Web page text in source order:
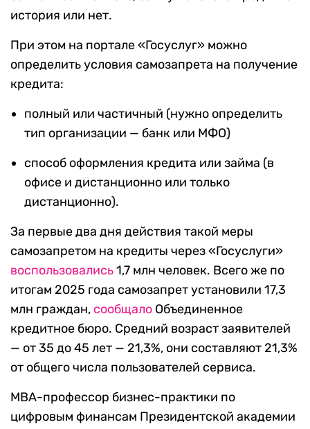
история или нет.
При этом на портале «Госуслуг» можно
определить условия самозапрета на получение
кредита:
полный или частичный (нужно определить
тип организации — банк или МФО)
способ оформления кредита или займа (в
офисе и дистанционно или только
дистанционно).
За первые два дня действия такой меры
самозапретом на кредиты через «Госуслуги»
воспользовались1,7 млн человек. Всего же по
итогам 2025 года самозапрет установили 17,3
млн граждан, сообщало Объединенное
кредитное бюро. Средний возраст заявителей
— от 35 до 45 лет — 21,3%, они составляют 21,3%
от общего числа пользователей сервиса.
МВА-профессор бизнес-практики по
цифровым финансам Президентской академии